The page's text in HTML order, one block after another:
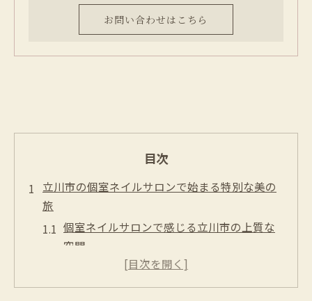
お問い合わせはこちら
目次
立川市の個室ネイルサロンで始まる特別な美の
旅
個室ネイルサロンで感じる立川市の上質な
空間
美の旅を演出する立川市のネイルサロンの
特徴